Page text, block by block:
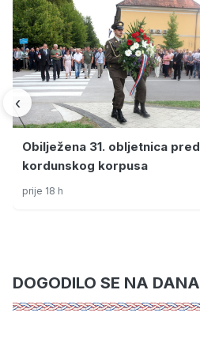
‹
Obilježena 31. obljetnica
kordunskog korpusa
prije 18 h
DOGODILO SE NA